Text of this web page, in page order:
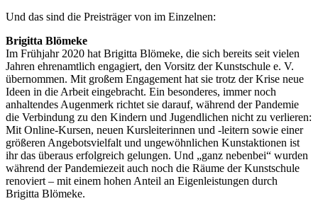
Und das sind die Preisträger von im Einzelnen:
Brigitta Blömeke
Im Frühjahr 2020 hat Brigitta Blömeke, die sich bereits seit vielen
Jahren ehrenamtlich engagiert, den Vorsitz der Kunstschule e. V.
übernommen. Mit großem Engagement hat sie trotz der Krise neue
Ideen in die Arbeit eingebracht. Ein besonderes, immer noch
anhaltendes Augenmerk richtet sie darauf, während der Pandemie
die Verbindung zu den Kindern und Jugendlichen nicht zu verlieren:
Mit Online-Kursen, neuen Kursleiterinnen und -leitern sowie einer
größeren Angebotsvielfalt und ungewöhnlichen Kunstaktionen ist
ihr das überaus erfolgreich gelungen. Und „ganz nebenbei“ wurden
während der Pandemiezeit auch noch die Räume der Kunstschule
renoviert – mit einem hohen Anteil an Eigenleistungen durch
Brigitta Blömeke.